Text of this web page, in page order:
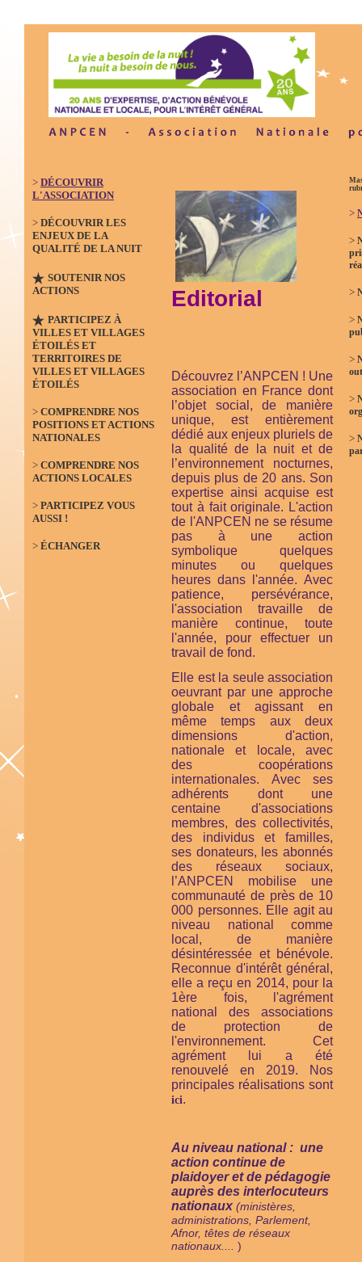
> DÉCOUVRIR
L'ASSOCIATION
> DÉCOUVRIR LES
ENJEUX DE LA
QUALITÉ DE LA NUIT
SOUTENIR NOS
ACTIONS
PARTICIPEZ À
VILLES ET VILLAGES
ÉTOILÉS ET
TERRITOIRES DE
VILLES ET VILLAGES
ÉTOILÉS
> COMPRENDRE NOS
POSITIONS ET ACTIONS
NATIONALES
> COMPRENDRE NOS
ACTIONS LOCALES
> PARTICIPEZ VOUS
AUSSI !
> ÉCHANGER
Editorial
Découvrez l’ANPCEN ! Une
association en France dont
l’objet social, de manière
unique, est entièrement
dédié aux enjeux pluriels de
la qualité de la nuit et de
l’environnement nocturnes,
depuis plus de 20 ans. Son
expertise ainsi acquise est
tout à fait originale. L'action
de l'ANPCEN ne se résume
pas à une action
symbolique quelques
minutes ou quelques
heures dans l'année. Avec
patience, persévérance,
l'association travaille de
manière continue, toute
l'année, pour effectuer un
travail de fond.
Elle est la seule association
oeuvrant par une approche
globale et agissant en
même temps aux deux
dimensions d'action,
nationale et locale, avec
des coopérations
internationales. Avec ses
adhérents dont une
centaine d'associations
membres, des collectivités,
des individus et familles,
ses donateurs, les abonnés
des réseaux sociaux,
l’ANPCEN mobilise une
communauté de près de 10
000 personnes. Elle agit au
niveau national comme
local, de manière
désintéressée et bénévole.
Reconnue d'intérêt général,
elle a reçu en 2014, pour la
1ère fois, l'agrément
national des associations
de protection de
l'environnement. Cet
agrément lui a été
renouvelé en 2019. Nos
principales réalisations sont
ici.
Au niveau national : une
action continue de
plaidoyer et de pédagogie
auprès des interlocuteurs
nationaux (ministères,
administrations, Parlement,
Afnor, têtes de réseaux
nationaux....
)
>
>
>
>
>
>
>